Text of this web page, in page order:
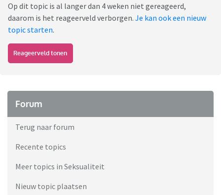
Op dit topic is al langer dan 4 weken niet gereageerd,
daarom is het reageerveld verborgen. Je kan ook een nieuw
topic starten.
Reageerveld tonen
Forum
Terug naar forum
Recente topics
Meer topics in Seksualiteit
Nieuw topic plaatsen